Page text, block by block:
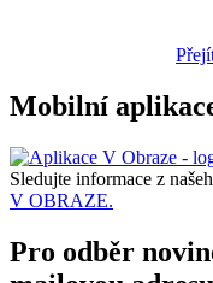
Mobilní
Sledujte informace z
V OBRAZE.
Pro odběr